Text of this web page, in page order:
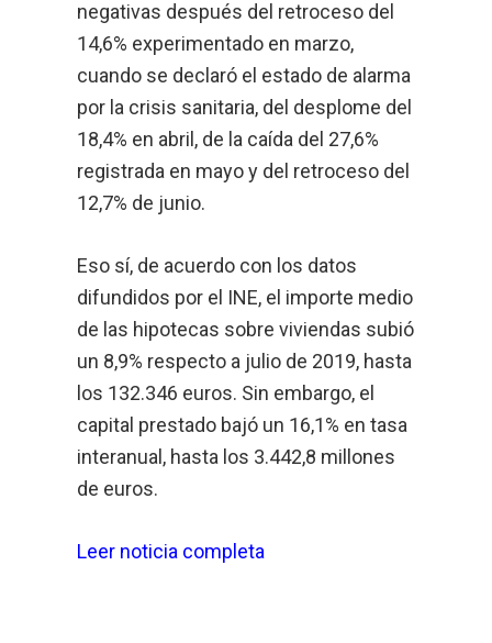
negativas después del retroceso del
14,6% experimentado en marzo,
cuando se declaró el estado de alarma
por la crisis sanitaria, del desplome del
18,4% en abril, de la caída del 27,6%
registrada en mayo y del retroceso del
12,7% de junio.
Eso sí, de acuerdo con los datos
difundidos por el INE, el importe medio
de las hipotecas sobre viviendas subió
un 8,9% respecto a julio de 2019, hasta
los 132.346 euros. Sin embargo, el
capital prestado bajó un 16,1% en tasa
interanual, hasta los 3.442,8 millones
de euros.
Leer noticia completa